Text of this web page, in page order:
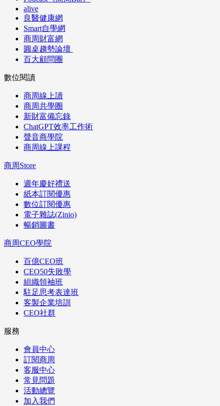
alive
良醫健康網
Smart自學網
商周財富網
圓桌趨勢論壇
百大顧問團
數位閱讀
商周線上讀
商周共學圈
新財富備忘錄
ChatGPT效率工作術
聲音商學院
商周線上課程
商周Store
週年慶好禮送
紙本訂閱優惠
數位訂閱優惠
電子雜誌(Zinio)
暢銷圖書
商周CEO學院
百億CEO班
CEO50失敗學
組織領袖班
駐足思考表達班
客製企業培訓
CEO社群
服務
會員中心
訂閱商周
客服中心
常見問題
活動總覽
加入我們